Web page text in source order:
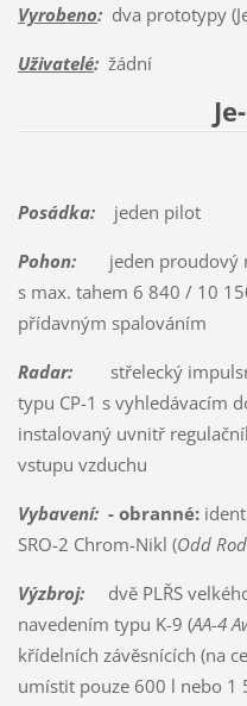
Vyrobeno:dva prototypy
Uživatelé:žádní
Posádka:jeden pilot
Pohon:jeden proudový
s max. tahem 6 840 / 10
přídavným spalováním
Radar:střelecký impulsní
typu CP-1 s vyhledávacím
instalovaný uvnitř
vstupu vzduchu
Vybavení: - obranné:
SRO-2 Chrom-Nikl (Odd
Výzbroj:dvě PLŘS
navedením typu K-9 (AA-4
křídelních závěsnících (na
umístit pouze 600 l nebo 1